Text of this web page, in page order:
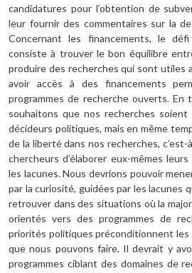
candidatures pour l’obtention de
leur fournir des commentaires sur la
Concernant les financements, le
consiste à trouver le bon équilibre
produire des recherches qui sont utiles
avoir accès à des financements
programmes de recherche ouverts. En
souhaitons que nos recherches
décideurs politiques, mais en même
de la liberté dans nos recherches,
chercheurs d’élaborer eux-mêmes
les lacunes. Nous devrions pouvoir
par la curiosité, guidées par les lacunes
retrouver dans des situations où la
orientés vers des programmes de
priorités politiques préconditionnent les
que nous pouvons faire. Il devrait y
programmes ciblant des domaines de